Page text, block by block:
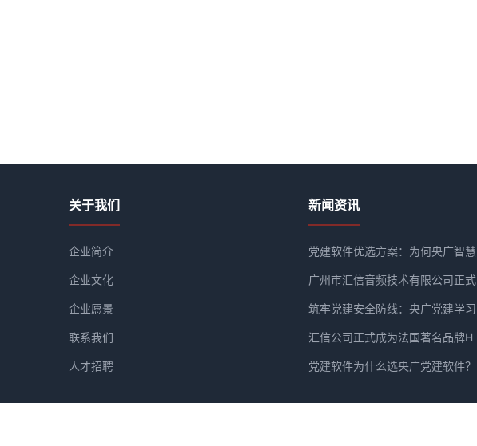
关于我们
企业简介
企业文化
企业愿景
联系我们
人才招聘
新闻资讯
党建软件优选方案：为何央广智慧
广州市汇信音频技术有限公司正式
筑牢党建安全防线：央广党建学习
汇信公司正式成为法国著名品牌H
党建软件为什么选央广党建软件？